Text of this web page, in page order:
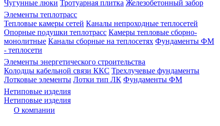
Чугунные люки Тротуарная плитка Железобетонный забор
Элементы теплотрасс
Тепловые камеры сетей Каналы непроходные теплосетей
Опорные подушки теплотрасс Камеры тепловые сборно-
монолитные Каналы сборные на теплосетях Фундаменты ФМ
- теплосети
Элементы энергетического строительства
Колодцы кабельной связи ККС Трехлучевые фундаменты
Лотковые элементы Лотки тип ЛК Фундаменты ФМ
Нетиповые изделия
Нетиповые изделия
О компании